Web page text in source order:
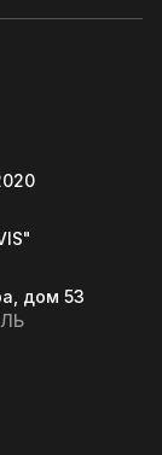
дом 53